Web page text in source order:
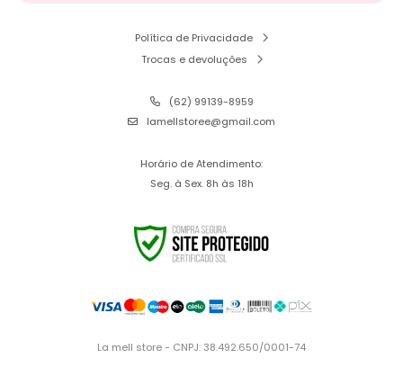
Política de Privacidade
Trocas e devoluções
(62) 99139-8959
lamellstoree@gmail.com
Horário de Atendimento:
Seg. à Sex. 8h às 18h
La mell store - CNPJ: 38.492.650/0001-74